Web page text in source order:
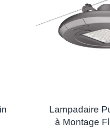
Lampadaire
à Montage